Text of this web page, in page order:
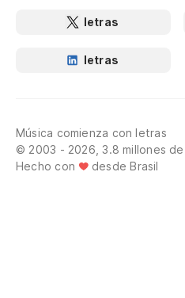
letras
letras
Música comienza con letras
© 2003 - 2026, 3.8 millones
Hecho con
desde Brasil